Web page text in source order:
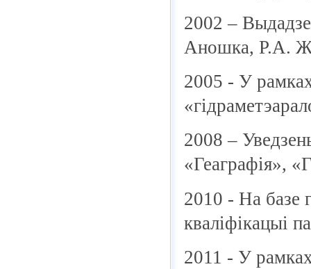
2002 –
Аношка, Р.А.
2005 - У
2008 –
«Геаграфія»,
2010 - На базе
кваліфікацыі
2011 - У